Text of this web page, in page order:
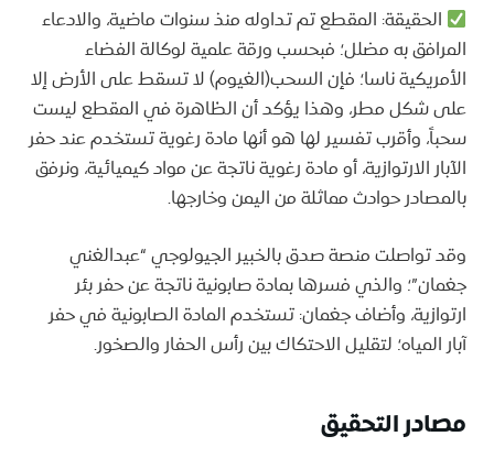
الحقيقة: المقطع تم تداوله منذ سنوات ماضية، والادعاء
المرافق به مضلل؛ فبحسب ورقة علمية لوكالة الفضاء
الأمريكية ناسا؛ فإن السحب(الغيوم) لا تسقط على الأرض إلا
على شكل مطر، وهذا يؤكد أن الظاهرة في المقطع ليست
سحباً، وأقرب تفسير لها هو أنها مادة رغوية تستخدم عند حفر
الآبار الارتوازية، أو مادة رغوية ناتجة عن مواد كيميائية، ونرفق
بالمصادر حوادث مماثلة من اليمن وخارجها.
وقد تواصلت منصة صدق بالخبير الجيولوجي “عبدالغني
جغمان”؛ والذي فسرها بمادة صابونية ناتجة عن حفر بئر
ارتوازية، وأضاف جغمان: تستخدم المادة الصابونية في حفر
آبار المياه؛ لتقليل الاحتكاك بين رأس الحفار والصخور.
مصادر التحقيق